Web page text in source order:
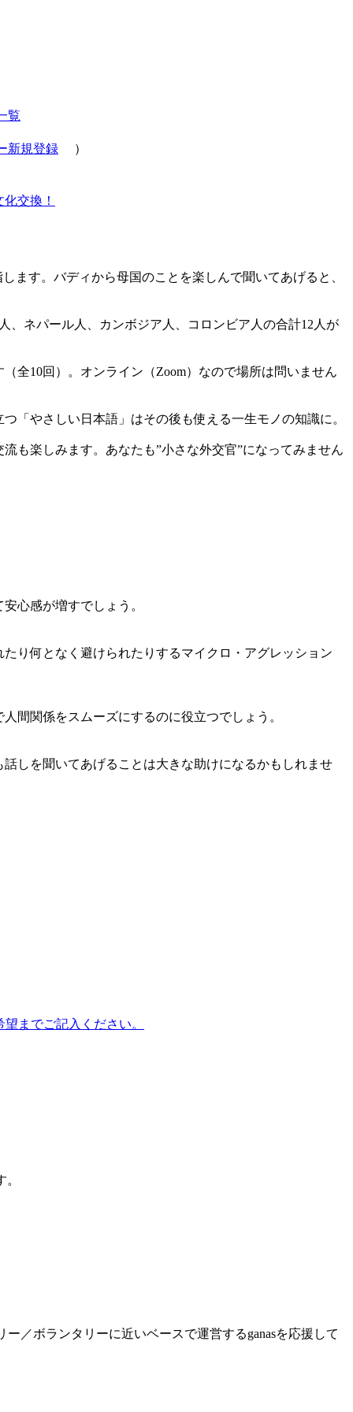
覧
新規登録 ）
交換！
ます。バディから母国のことを楽しんで聞いてあげると、
、ネパール人、カンボジア人、コロンビア人の合計12人が
全10回）。オンライン（Zoom）なので場所は問いません
「やさしい日本語」はその後も使える一生モノの知識に。
も楽しみます。あなたも”小さな外交官”になってみません
心感が増すでしょう。
り何となく避けられたりするマイクロ・アグレッション
間関係をスムーズにするのに役立つでしょう。
しを聞いてあげることは大きな助けになるかもしれませ
望までご記入ください。
／ボランタリーに近いベースで運営するganasを応援して